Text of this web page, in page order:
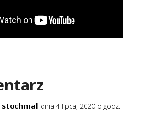
dnia 4 lipca, 2020 o godz.